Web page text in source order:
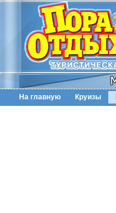
На главную Круизы